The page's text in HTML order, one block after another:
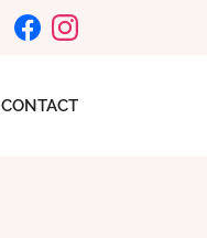
CONTACT